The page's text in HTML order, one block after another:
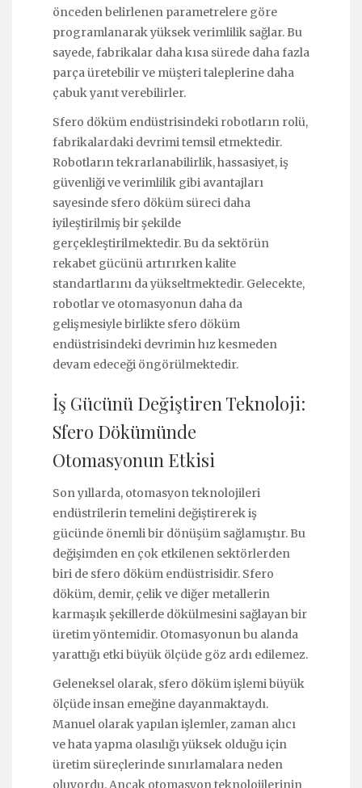
önceden belirlenen parametrelere göre
programlanarak yüksek verimlilik sağlar. Bu
sayede, fabrikalar daha kısa sürede daha fazla
parça üretebilir ve müşteri taleplerine daha
çabuk yanıt verebilirler.
Sfero döküm endüstrisindeki robotların rolü,
fabrikalardaki devrimi temsil etmektedir.
Robotların tekrarlanabilirlik, hassasiyet, iş
güvenliği ve verimlilik gibi avantajları
sayesinde sfero döküm süreci daha
iyileştirilmiş bir şekilde
gerçekleştirilmektedir. Bu da sektörün
rekabet gücünü artırırken kalite
standartlarını da yükseltmektedir. Gelecekte,
robotlar ve otomasyonun daha da
gelişmesiyle birlikte sfero döküm
endüstrisindeki devrimin hız kesmeden
devam edeceği öngörülmektedir.
İş Gücünü Değiştiren Teknoloji:
Sfero Dökümünde
Otomasyonun Etkisi
Son yıllarda, otomasyon teknolojileri
endüstrilerin temelini değiştirerek iş
gücünde önemli bir dönüşüm sağlamıştır. Bu
değişimden en çok etkilenen sektörlerden
biri de sfero döküm endüstrisidir. Sfero
döküm, demir, çelik ve diğer metallerin
karmaşık şekillerde dökülmesini sağlayan bir
üretim yöntemidir. Otomasyonun bu alanda
yarattığı etki büyük ölçüde göz ardı edilemez.
Geleneksel olarak, sfero döküm işlemi büyük
ölçüde insan emeğine dayanmaktaydı.
Manuel olarak yapılan işlemler, zaman alıcı
ve hata yapma olasılığı yüksek olduğu için
üretim süreçlerinde sınırlamalara neden
oluyordu. Ancak otomasyon teknolojilerinin